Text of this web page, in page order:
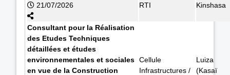
21/07/2026
RTI Kinshasa
Consultant pour la Réalisation
des Etudes Techniques
détaillées et études
environnementales et sociales
en vue de la Construction
Cellule
Infrastructures /
Luiza
(Kasaï